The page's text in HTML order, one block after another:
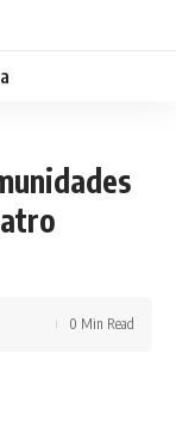
0 Min Read